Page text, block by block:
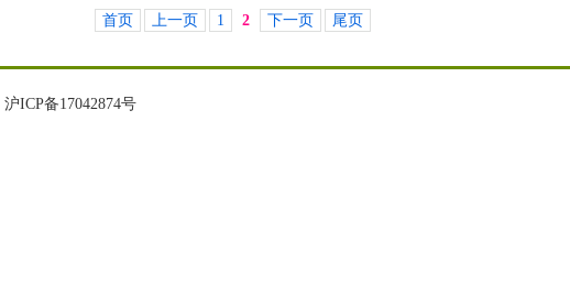
首页 上一页 1 2 下一页 尾页
沪ICP备17042874号